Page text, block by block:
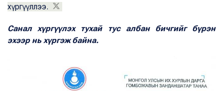
хүргүүллээ.
Санал хүргүүлэх тухай тус албан бичгийг бүрэн
эхээр нь хүргэж байна.